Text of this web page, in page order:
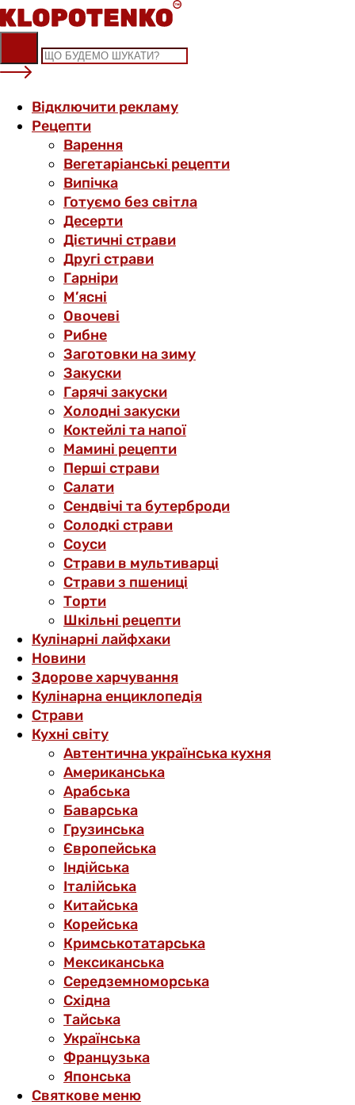
Skip
to
content
Відключити рекламу
Рецепти
Варення
Вегетаріанські рецепти
Випічка
Готуємо без світла
Десерти
Дієтичні страви
Другі страви
Гарніри
М’ясні
Овочеві
Рибне
Заготовки на зиму
Закуски
Гарячі закуски
Холодні закуски
Коктейлі та напої
Мамині рецепти
Перші страви
Салати
Сендвічі та бутерброди
Солодкі страви
Соуси
Страви в мультиварці
Страви з пшениці
Торти
Шкільні рецепти
Кулінарні лайфхаки
Новини
Здорове харчування
Кулінарна енциклопедія
Страви
Кухні світу
Автентична українська кухня
Американська
Арабська
Баварська
Грузинська
Європейська
Індійська
Італійська
Китайська
Корейська
Кримськотатарська
Мексиканська
Середземноморська
Східна
Тайська
Українська
Французька
Японська
Святкове меню